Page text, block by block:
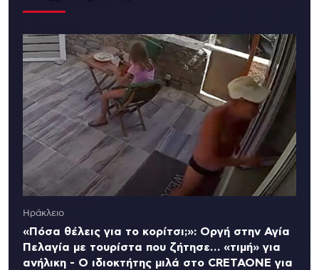
Ηράκλειο
«Πόσα θέλεις για το κορίτσι;»: Οργή στην Αγία
Πελαγία με τουρίστα που ζήτησε… «τιμή» για
ανήλικη - Ο ιδιοκτήτης μιλά στο CRETAONE για